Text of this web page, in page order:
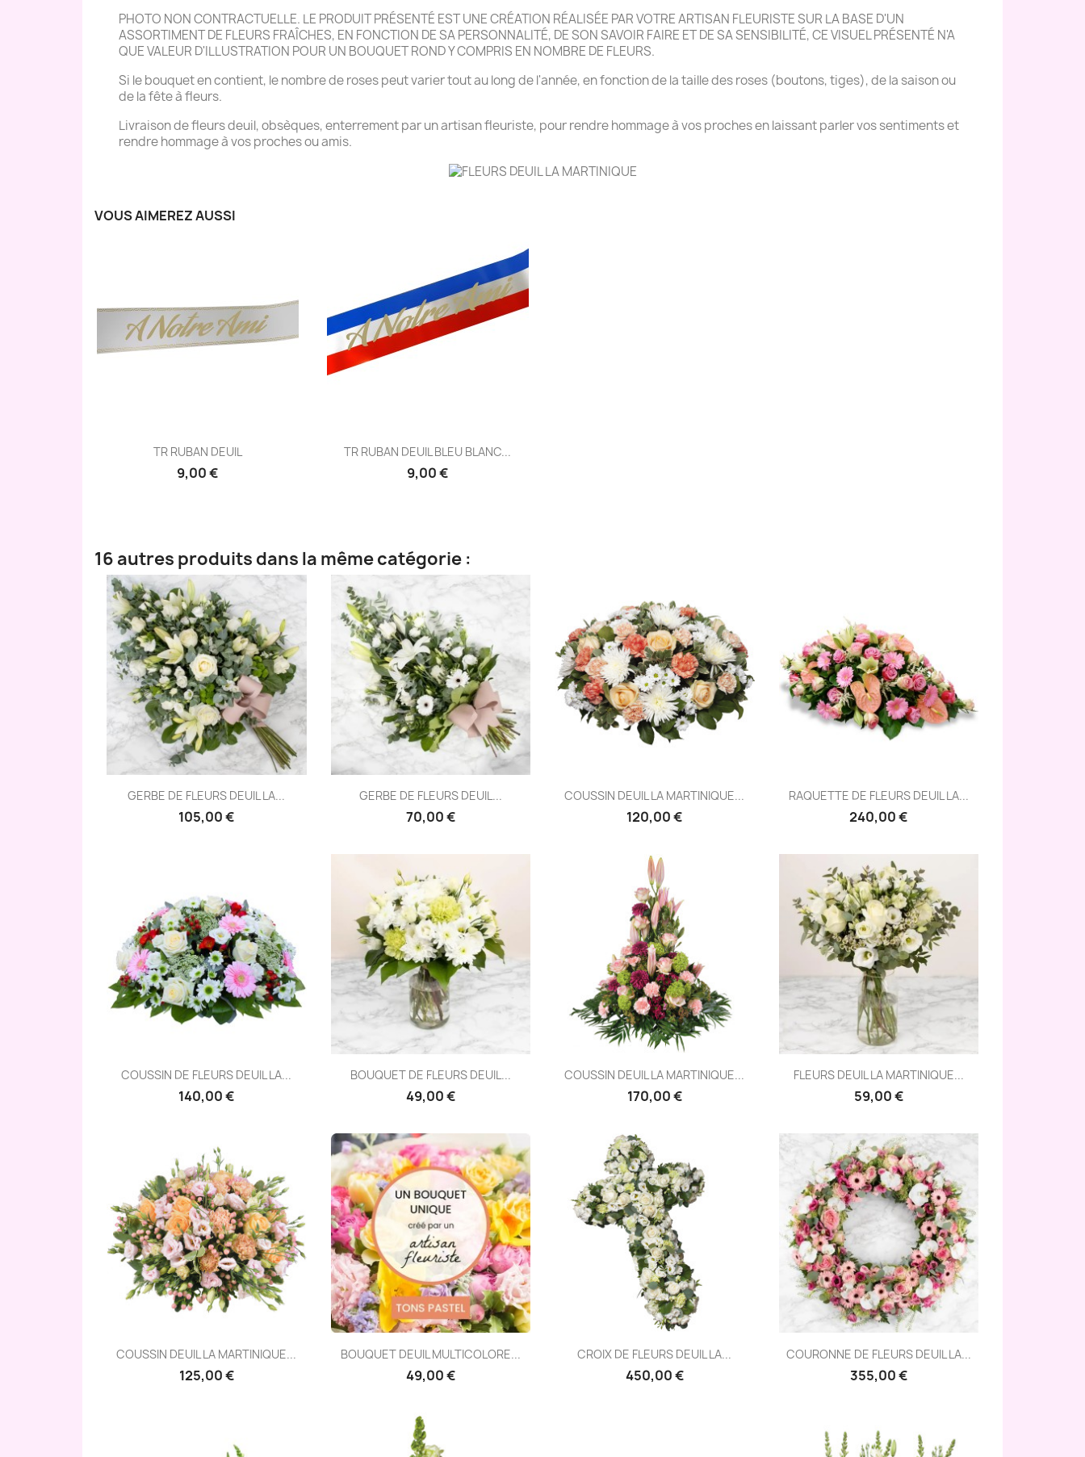
PHOTO NON CONTRACTUELLE. LE PRODUIT PRÉSENTÉ EST UNE CRÉATION RÉALISÉE PAR VOTRE ARTISAN FLEURISTE SUR LA BASE D'UN
ASSORTIMENT DE FLEURS FRAÎCHES, EN FONCTION DE SA PERSONNALITÉ, DE SON SAVOIR FAIRE ET DE SA SENSIBILITÉ, CE VISUEL PRÉSENTÉ N'A
QUE VALEUR D'ILLUSTRATION POUR UN BOUQUET ROND Y COMPRIS EN NOMBRE DE FLEURS.
Si le bouquet en contient, le nombre de roses peut varier tout au long de l'année, en fonction de la taille des roses (boutons, tiges), de la saison ou
de la fête à fleurs.
Livraison de fleurs deuil, obsèques, enterrement par un artisan fleuriste, pour rendre hommage à vos proches en laissant parler vos sentiments et
rendre hommage à vos proches ou amis.
VOUS AIMEREZ AUSSI
Aperçu rapide
TR RUBAN DEUIL
9,00 €
Aperçu rapide
TR RUBAN DEUIL BLEU BLANC...
9,00 €
16 autres produits dans la même catégorie :
Aperçu rapide
GERBE DE FLEURS DEUIL LA...
105,00 €
Aperçu rapide
GERBE DE FLEURS DEUIL...
70,00 €
Aperçu rapide
COUSSIN DEUIL LA MARTINIQUE...
120,00 €
Aperçu rapide
RAQUETTE DE FLEURS DEUIL LA...
240,00 €
Aperçu rapide
COUSSIN DE FLEURS DEUIL LA...
140,00 €
Aperçu rapide
BOUQUET DE FLEURS DEUIL...
49,00 €
Aperçu rapide
COUSSIN DEUIL LA MARTINIQUE...
170,00 €
Aperçu rapide
FLEURS DEUIL LA MARTINIQUE...
59,00 €
Aperçu rapide
COUSSIN DEUIL LA MARTINIQUE...
125,00 €
Aperçu rapide
BOUQUET DEUIL MULTICOLORE...
49,00 €
Aperçu rapide
CROIX DE FLEURS DEUIL LA...
450,00 €
Aperçu rapide
COURONNE DE FLEURS DEUIL LA...
355,00 €